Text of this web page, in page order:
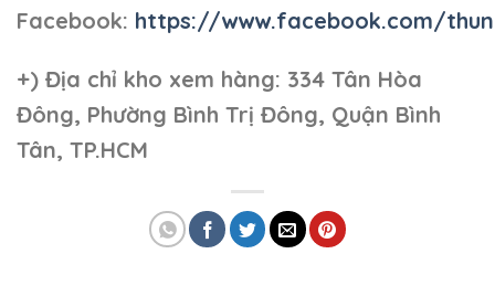
Facebook: https://www.facebook.com/
+) Địa chỉ kho xem hàng: 334 Tân Hòa
Đông, Phường Bình Trị Đông, Quận Bình
Tân, TP.HCM